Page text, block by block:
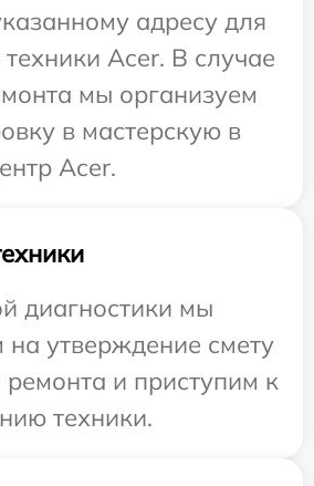
адресу для
Acer. В случае
мы организуем
в мастерскую в
Acer.
диагностики мы
на утверждение смету
ремонта и приступим к
техники.